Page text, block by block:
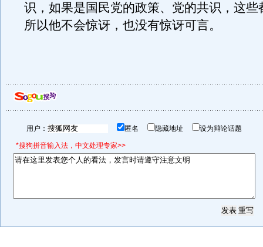
识，如果是国民党的政策、党的共识，这些
所以他不会惊讶，也没有惊讶可言。
用户： 匿名 隐藏地址 设为辩论话题
*搜狗拼音输入法，中文处理专家>>